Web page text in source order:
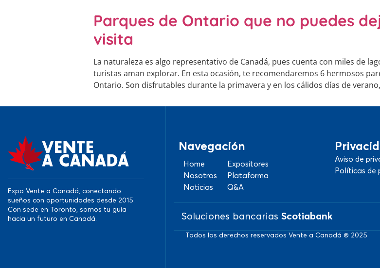
Parques de Ontario que no puedes
visita
La naturaleza es algo representativo de Canadá, pues cuenta con miles de
turistas aman explorar. En esta ocasión, te recomendaremos 6 hermosos
Ontario. Son disfrutables durante la primavera y en los cálidos días de
Expo Vente a Canadá, conectando
sueños con oportunidades desde 2015.
Con sede en Toronto, somos tu guía
hacia un futuro en Canadá.
Navegación
Home
Nosotros
Noticias
Expositores
Plataforma
Q&A
Aviso de
Políticas de
Soluciones bancarias Scotiabank
Todos los derechos reservados Vente a Canadá ® 2025